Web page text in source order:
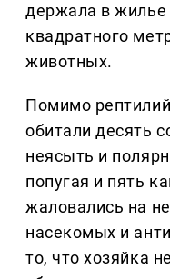
держала в
квадратного
животных.
Помимо
обитали десять
неясыть и
попугая и пять
жаловались на
насекомых и
то, что хозяйка